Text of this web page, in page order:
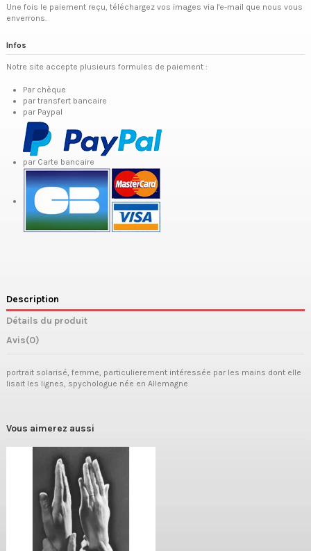
Une fois le paiement reçu, téléchargez vos images via l'e-mail que nous vous
enverrons.
Infos
Notre site accepte plusieurs formules de paiement :
Par chèque
par transfert bancaire
par Paypal
par Carte bancaire
Description
Détails du produit
Avis(0)
portrait solarisé, femme, particulierement intéressée par les mains dont elle
lisait les lignes, spychologue née en Allemagne
Vous aimerez aussi